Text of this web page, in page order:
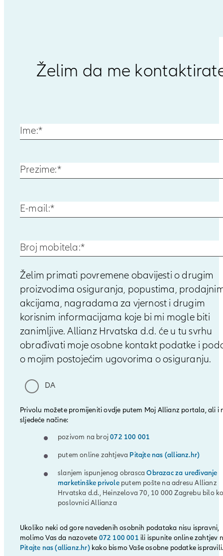
Želim da me
Ime:*
Prezime:*
E-mail:*
Broj mobitela:*
Želim primati povremene obavijesti o drugim
proizvodima osiguranja, popustima,
akcijama, nagradama za vjernost i drugim
korisnim informacijama koje bi mi mogle biti
zanimljive. Allianz Hrvatska d.d. će u tu svrhu
obrađivati moje osobne kontakt podatke i
o mojim postojećim ugovorima o osiguranju.
DA
Privolu možete promijeniti ovdje putem Moj Allianz portala, ali i
sljedeće načine:
pozivom na broj072 100 001
putem online zahtjeva Pitajte nas (allianz.hr)
slanjem ispunjenog obrascaObrazac za uređivanje
marketinške privoleputem pošte na adresu Allianz
Hrvatska d.d., Heinzelova 70, 10 000 Zagrebu bilo
poslovnici Allianza
Ukoliko neki od gore navedenih osobnih podataka nisu ispravni,
molimo Vas da nazovete 072 100 001 ili ispunite online zahtjev
Pitajte nas (allianz.hr)kako bismo Vaše osobne podatke